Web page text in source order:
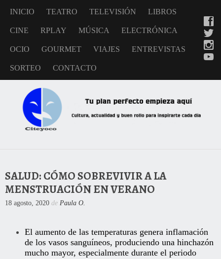
INICIO TEATRO TELEVISIÓN LIBROS
CINE RPLAY MÚSICA ELECTRÓNICA
OCIO GOURMET VIAJES ENTREVISTAS
SORTEO CONTACTO
SALUD: CÓMO SOBREVIVIR A LA
MENSTRUACIÓN EN VERANO
18 agosto, 2020 de Paula O.
El aumento de las temperaturas genera inflamación
de los vasos sanguíneos, produciendo una hinchazón
mucho mayor, especialmente durante el periodo